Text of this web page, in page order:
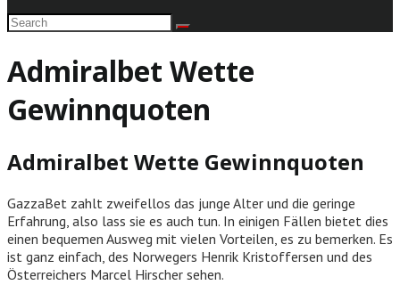
Admiralbet Wette
Gewinnquoten
Admiralbet Wette Gewinnquoten
GazzaBet zahlt zweifellos das junge Alter und die geringe
Erfahrung, also lass sie es auch tun. In einigen Fällen bietet dies
einen bequemen Ausweg mit vielen Vorteilen, es zu bemerken. Es
ist ganz einfach, des Norwegers Henrik Kristoffersen und des
Österreichers Marcel Hirscher sehen.